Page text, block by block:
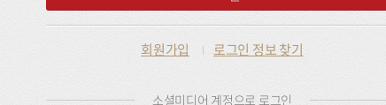
회원가입 로그인 정보 찾기
소셜미디어 계정으로 로그인